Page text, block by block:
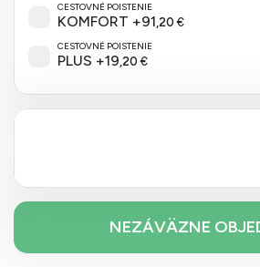
CESTOVNÉ POISTENIE
KOMFORT +91,20 €
CESTOVNÉ POISTENIE
PLUS +19,20 €